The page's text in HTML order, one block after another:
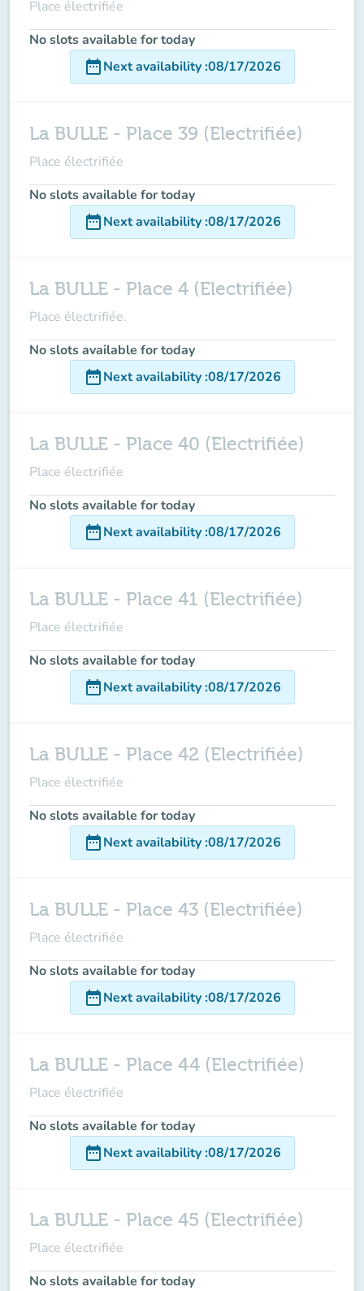
Place électrifiée
No slots available for today
date_rangeNext availability:08/17/2026
La BULLE - Place 39 (Electrifiée)
Place électrifiée
No slots available for today
date_rangeNext availability:08/17/2026
La BULLE - Place 4 (Electrifiée)
Place électrifiée.
No slots available for today
date_rangeNext availability:08/17/2026
La BULLE - Place 40 (Electrifiée)
Place électrifiée
No slots available for today
date_rangeNext availability:08/17/2026
La BULLE - Place 41 (Electrifiée)
Place électrifiée
No slots available for today
date_rangeNext availability:08/17/2026
La BULLE - Place 42 (Electrifiée)
Place électrifiée
No slots available for today
date_rangeNext availability:08/17/2026
La BULLE - Place 43 (Electrifiée)
Place électrifiée
No slots available for today
date_rangeNext availability:08/17/2026
La BULLE - Place 44 (Electrifiée)
Place électrifiée
No slots available for today
date_rangeNext availability:08/17/2026
La BULLE - Place 45 (Electrifiée)
Place électrifiée
No slots available for today